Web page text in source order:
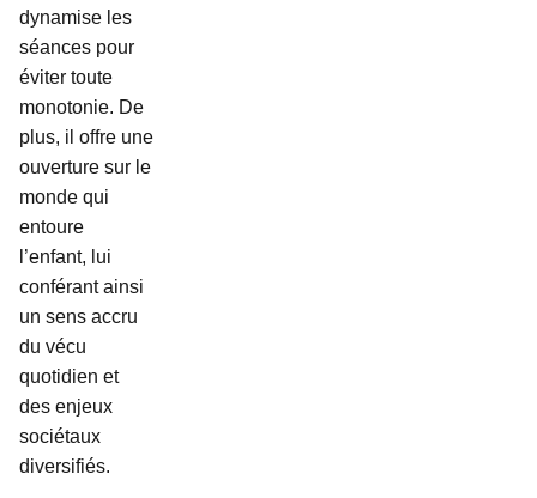
dynamise les
séances pour
éviter toute
monotonie. De
plus, il offre une
ouverture sur le
monde qui
entoure
l’enfant, lui
conférant ainsi
un sens accru
du vécu
quotidien et
des enjeux
sociétaux
diversifiés.